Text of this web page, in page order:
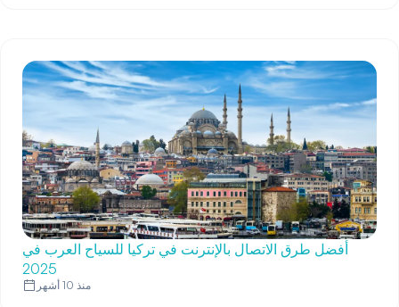
أفضل طرق الاتصال بالإنترنت في تركيا للسياح العرب في
2025
منذ 10 أشهر